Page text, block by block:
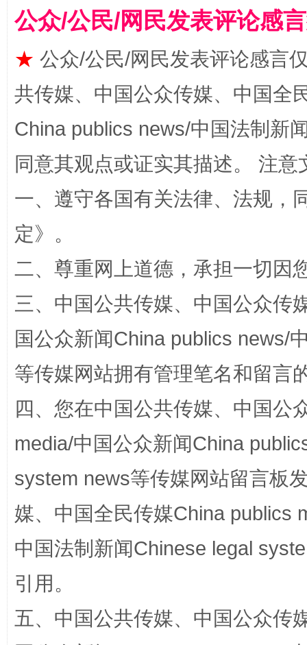
站台名比不上好声名
漫山遍野的桃花与雪山、麦地、白藏房
公众/公民/网民发表评论感
★ 公众/公民/网民发表评论感言
共传媒、中国公众传媒、中国全
China publics news/中国法制新
同意其观点或证实其描述。 注
一、遵守各国有关法律、法规，
定》。
二、尊重网上道德，承担一切因
三、中国公共传媒、中国公众传
国公众新闻China publics news/
等传媒网站拥有管理笔名和留言
四、您在中国公共传媒、中国公
media/中国公众新闻China
system news等传媒网站留言板
媒、中国全民传媒China publics
中国法制新闻Chinese legal
引用。
五、中国公共传媒、中国公众传